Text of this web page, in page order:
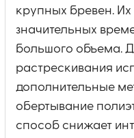
крупных бревен. Их
значительных
большого объема.
растрескивания
дополнительные
обертывание
способ снижает